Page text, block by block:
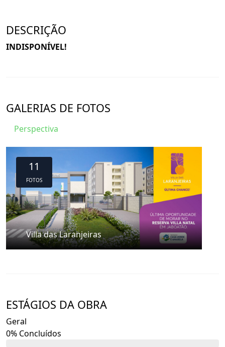
DESCRIÇÃO
INDISPONÍVEL!
GALERIAS DE FOTOS
Perspectiva
Villa das Laranjeiras
11
FOTOS
ESTÁGIOS DA OBRA
Geral
0% Concluídos